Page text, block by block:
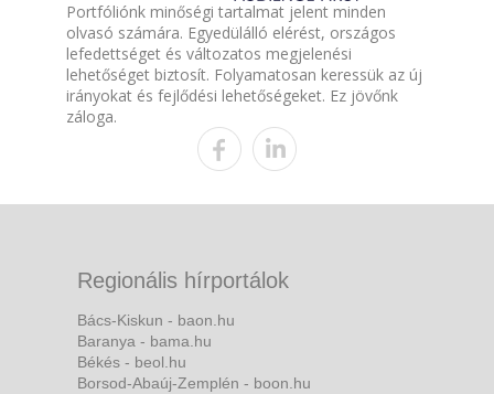
Portfóliónk minőségi tartalmat jelent minden
olvasó számára. Egyedülálló elérést, országos
lefedettséget és változatos megjelenési
lehetőséget biztosít. Folyamatosan keressük az új
irányokat és fejlődési lehetőségeket. Ez jövőnk
záloga.
Regionális hírportálok
Bács-Kiskun - baon.hu
Baranya - bama.hu
Békés - beol.hu
Borsod-Abaúj-Zemplén - boon.hu